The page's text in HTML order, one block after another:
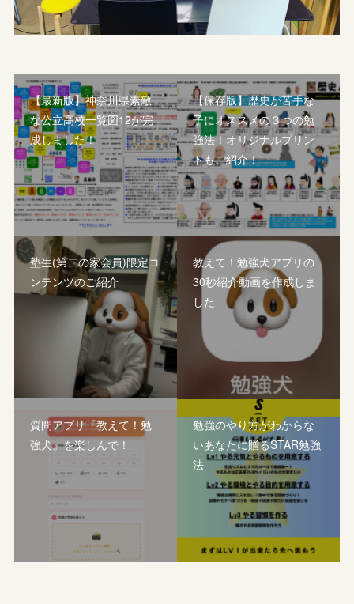
【最新版】神奈川県素敵
な公立高校一覧図12が完
成しました！
【保存版】歴史が苦手な
子にオススメの３つの勉
強法！オリジナルプリン
トもご紹介！
塾生(第二の家会員)限定コ
ンテンツのご紹介
教えて！勉強犬アプリの
30秒紹介動画を作成しま
した
質問アプリ『教えて！勉
強犬』を楽しんで！
勉強のやり方がわからな
いあなたに贈るSTAR勉強
法